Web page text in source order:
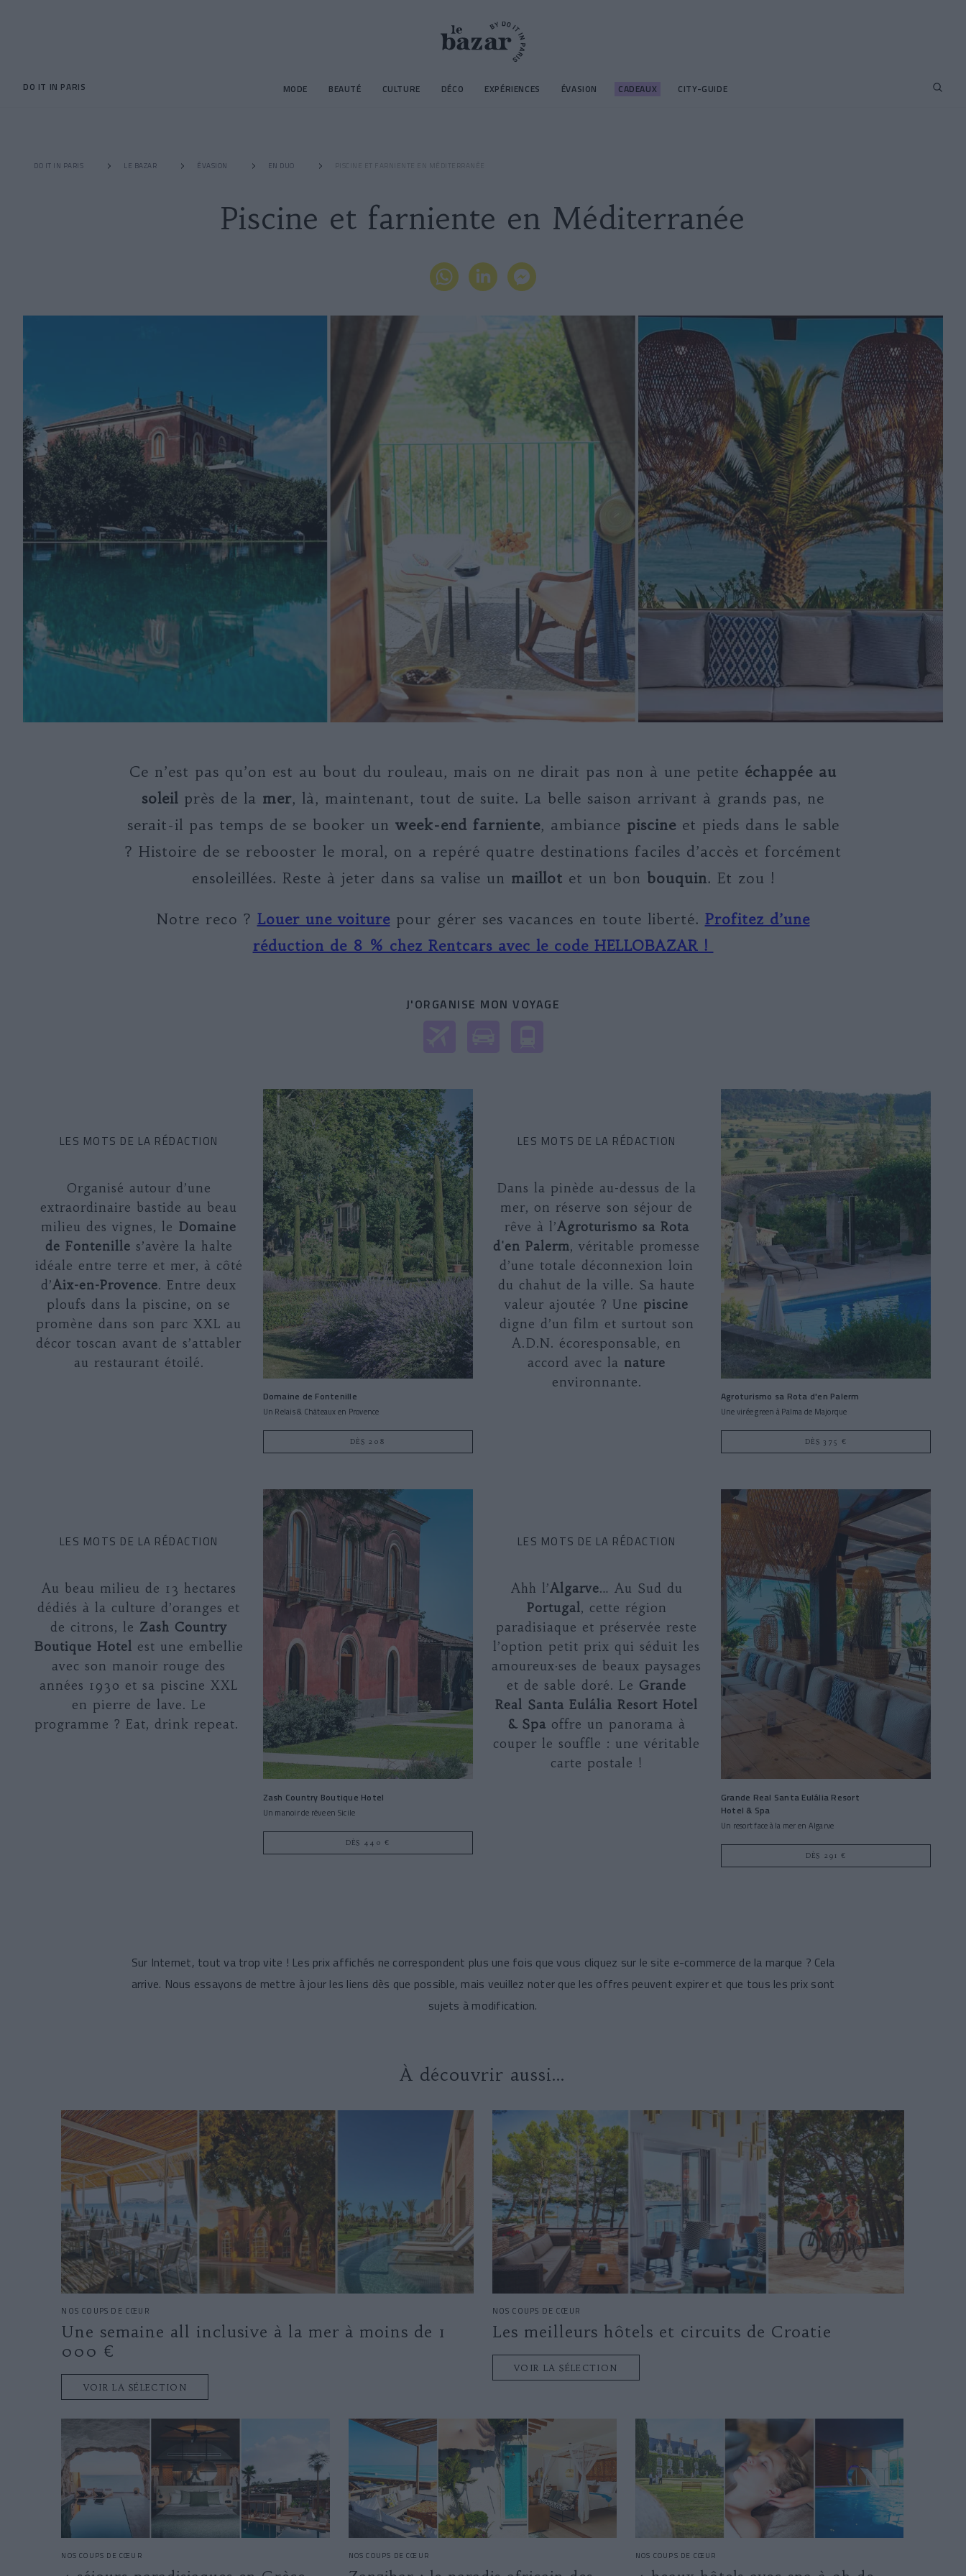
DO IT IN PARIS MODE BEAUTÉ CULTURE DÉCO EXPÉRIENCES ÉVASION CADEAUX CITY-GUIDE
DO IT IN PARIS LE BAZAR ÉVASION EN DUO PISCINE ET FARNIENTE EN MÉDITERRANÉE
Piscine et farniente en Méditerranée
Ce n’est pas qu’on est au bout du rouleau, mais on ne dirait pas non à une petite échappée au
soleil près de la mer, là, maintenant, tout de suite. La belle saison arrivant à grands pas, ne
serait-il pas temps de se booker un week-end farniente, ambiance piscine et pieds dans le sable
? Histoire de se rebooster le moral, on a repéré quatre destinations faciles d’accès et forcément
ensoleillées. Reste à jeter dans sa valise un maillot et un bon bouquin. Et zou !
Notre reco ? Louer une voiturepour gérer ses vacances en toute liberté. Profitez d’une
réduction de 8 % chez Rentcars avec le code HELLOBAZAR !
J'ORGANISE MON VOYAGE
LES MOTS DE LA RÉDACTION
Organisé autour d’une
extraordinaire bastide au beau
milieu des vignes, le Domaine
de Fontenille s’avère la halte
idéale entre terre et mer, à côté
d’Aix-en-Provence. Entre deux
ploufs dans la piscine, on se
promène dans son parc XXL au
décor toscan avant de s’attabler
au restaurant étoilé.
Domaine de Fontenille
Un Relais & Châteaux en Provence
DÈS 208
LES MOTS DE LA RÉDACTION
Dans la pinède au-dessus de la
mer, on réserve son séjour de
rêve à l’Agroturismo sa Rota
d'en Palerm, véritable promesse
d’une totale déconnexion loin
du chahut de la ville. Sa haute
valeur ajoutée ? Une piscine
digne d’un film et surtout son
A.D.N. écoresponsable, en
accord avec la nature
environnante.
Agroturismo sa Rota d'en Palerm
Une virée green à Palma de Majorque
DÈS 375 €
LES MOTS DE LA RÉDACTION
Au beau milieu de 13 hectares
dédiés à la culture d’oranges et
de citrons, le Zash Country
Boutique Hotel est une embellie
avec son manoir rouge des
années 1930 et sa piscine XXL
en pierre de lave. Le
programme ? Eat, drink repeat.
Zash Country Boutique Hotel
Un manoir de rêve en Sicile
DÈS 440 €
LES MOTS DE LA RÉDACTION
Ahh l’Algarve… Au Sud du
Portugal, cette région
paradisiaque et préservée reste
l’option petit prix qui séduit les
amoureux·ses de beaux paysages
et de sable doré. Le Grande
Real Santa Eulália Resort Hotel
& Spa offre un panorama à
couper le souffle : une véritable
carte postale !
Grande Real Santa Eulália Resort
Hotel & Spa
Un resort face à la mer en Algarve
DÈS 291 €
Sur Internet, tout va trop vite ! Les prix affichés ne correspondent plus une fois que vous cliquez sur le site e-commerce de la marque ? Cela
arrive. Nous essayons de mettre à jour les liens dès que possible, mais veuillez noter que les offres peuvent expirer et que tous les prix sont
sujets à modification.
À découvrir aussi…
NOS COUPS DE CŒUR
Une semaine all inclusive à la mer à moins de 1
000 €
VOIR LA SÉLECTION
NOS COUPS DE CŒUR
Les meilleurs hôtels et circuits de Croatie
VOIR LA SÉLECTION
NOS COUPS DE CŒUR NOS COUPS DE CŒUR NOS COUPS DE CŒUR